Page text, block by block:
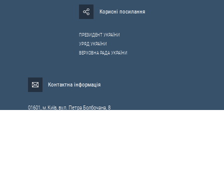
Корисні посилання
ПРЕЗИДЕНТ УКРАЇНИ
УРЯД УКРАЇНИ
ВЕРХОВНА РАДА УКРАЇНИ
Контактна інформація
01601, м.Київ, вул. Петра Болбочана, 8